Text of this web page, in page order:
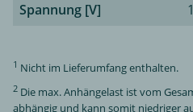
Spannung [V]
1 Nicht im Lieferumfang enthalten.
2 Die max. Anhängelast ist vom
abhängig und kann somit niedriger